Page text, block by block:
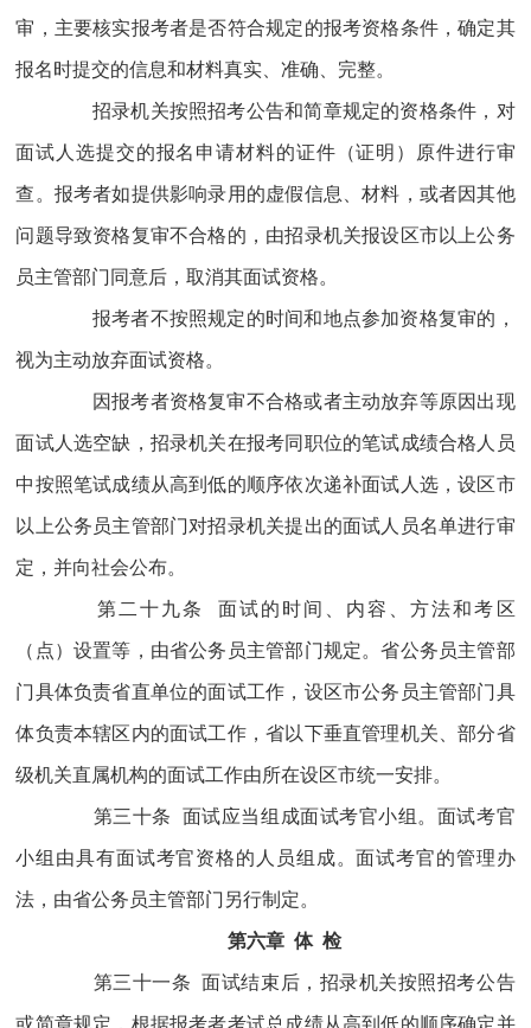
审，主要核实报考者是否符合规定的报考资格条件，确定其
报名时提交的信息和材料真实、准确、完整。
招录机关按照招考公告和简章规定的资格条件，对
面试人选提交的报名申请材料的证件（证明）原件进行审
查。报考者如提供影响录用的虚假信息、材料，或者因其他
问题导致资格复审不合格的，由招录机关报设区市以上公务
员主管部门同意后，取消其面试资格。
报考者不按照规定的时间和地点参加资格复审的，
视为主动放弃面试资格。
因报考者资格复审不合格或者主动放弃等原因出现
面试人选空缺，招录机关在报考同职位的笔试成绩合格人员
中按照笔试成绩从高到低的顺序依次递补面试人选，设区市
以上公务员主管部门对招录机关提出的面试人员名单进行审
定，并向社会公布。
第二十九条 面试的时间、内容、方法和考区
（点）设置等，由省公务员主管部门规定。省公务员主管部
门具体负责省直单位的面试工作，设区市公务员主管部门具
体负责本辖区内的面试工作，省以下垂直管理机关、部分省
级机关直属机构的面试工作由所在设区市统一安排。
第三十条 面试应当组成面试考官小组。面试考官
小组由具有面试考官资格的人员组成。面试考官的管理办
法，由省公务员主管部门另行制定。
第六章 体 检
第三十一条 面试结束后，招录机关按照招考公告
或简章规定，根据报考者考试总成绩从高到低的顺序确定并